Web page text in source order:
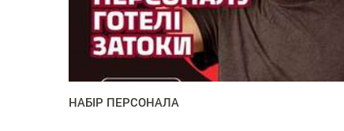
НАБІР ПЕРСОНАЛА